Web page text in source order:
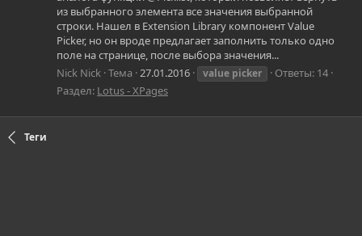
из выбранного элемента все значения выбранной
строки. Нашел в Extension Library компонент Value
Picker, но он вроде предлагает заполнить только одно
поле на странице, после выбора значения...
Nick Nick Тема 27.01.2016 value picker
Ответы: 14
Раздел: Lotus - XPages
Теги